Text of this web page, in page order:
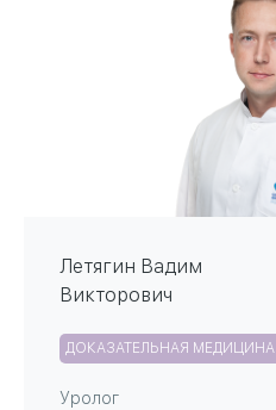
Летягин Вадим
Викторович
ДОКАЗАТЕЛЬНАЯ МЕДИЦИНА
Уролог